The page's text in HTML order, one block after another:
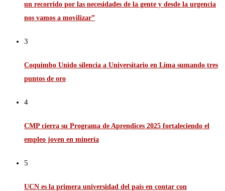
un recorrido por las necesidades de la gente y desde la urgencia
nos vamos a movilizar”
3
Coquimbo Unido silencia a Universitario en Lima sumando tres
puntos de oro
4
CMP cierra su Programa de Aprendices 2025 fortaleciendo el
empleo joven en minería
5
UCN es la primera universidad del país en contar con